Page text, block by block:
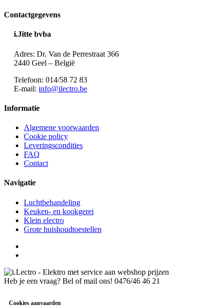
Contactgegevens
i.Jitte bvba
Adres: Dr. Van de Perrestraat 366
2440 Geel – België
Telefoon: 014/58 72 83
E-mail: info@ilectro.be
Informatie
Algemene voorwaarden
Cookie policy
Leveringscondities
FAQ
Contact
Navigatie
Luchtbehandeling
Keuken- en kookgerei
Klein electro
Grote huishoudtoestellen
Heb je een vraag? Bel of mail ons! 0476/46 46 21
Cookies aanvaarden